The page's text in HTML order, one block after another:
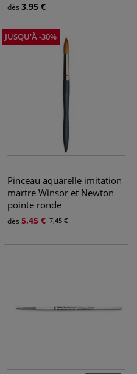
dès 3,95 €
JUSQU'À-30%
Pinceau aquarelle imitation
martre Winsor et Newton
pointe ronde
dès 5,45 € 7,45€